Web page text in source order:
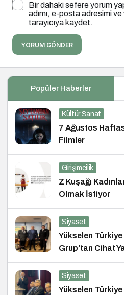
Bir dahaki sefere yorum
adımı, e-posta adresimi
tarayıcıya kaydet.
YORUM GÖNDER
Popüler Haberler
Kültür Sanat
7 Ağustos
Filmler
Girişimcilik
Z Kuşağı
Olmak İstiyor
Siyaset
Yükselen
Grup’tan Cihat
Siyaset
Yükselen